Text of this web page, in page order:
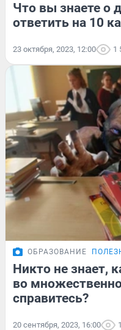
Что вы знаете о
ответить на 10
23 октября, 2023, 12:00 1
ОБРАЗОВАНИЕ
Никто не знает,
во
справитесь?
20 сентября, 2023, 16:00